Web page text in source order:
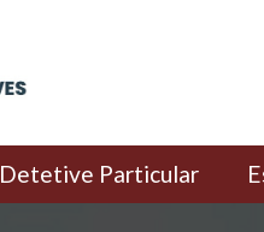
Detetive Particular